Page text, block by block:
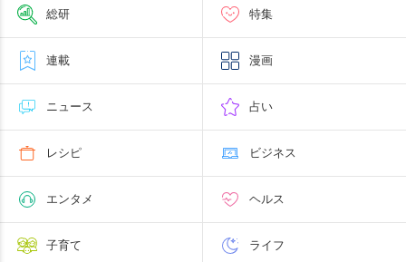
総研 特集
連載 漫画
ニュース 占い
レシピ ビジネス
エンタメ ヘルス
子育て ライフ